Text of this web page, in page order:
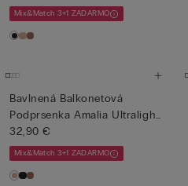
Mix&Match 3+1 ZADARMO
Bavlnená Balkonetová
Podprsenka Amalia Ultralight
...
32,90 €
Mix&Match 3+1 ZADARMO